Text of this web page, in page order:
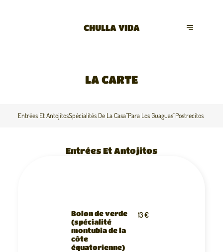
CHULLA VIDA
LA CARTE
Entrées Et AntojitosSpécialités De La Casa“Para Los Guaguas”Postrecitos De La
Entrées Et Antojitos
Bolon de verde
(spécialité
montubia de la
côte
équatorienne)
13 €